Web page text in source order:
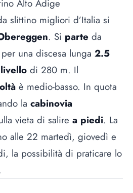
Alto Adige
slittino migliori d’Italia si
. Si parte da
una discesa lunga 2.5
di 280 m. Il
è medio-basso. In quota
la cabinovia
vieta di salire a piedi. La
alle 22 martedì, giovedì e
la possibilità di praticare lo